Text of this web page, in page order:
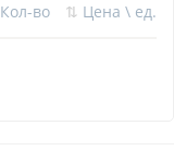
Кол-во ⇅ Цена \ ед.